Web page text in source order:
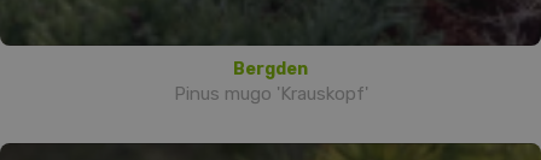
Bergden
Pinus mugo 'Krauskopf'